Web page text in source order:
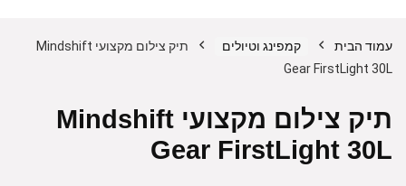
עמוד הבית קמפינג וטיולים
תיק צילום מקצועי Mindshift
Gear FirstLight 30L
תיק צילום מקצועי Mindshift
Gear FirstLight 30L